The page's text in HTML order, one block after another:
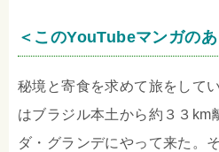
＜このYouTubeマンガの
秘境と寄食を求めて旅をして
はブラジル本土から約３３km
ダ・グランデにやって来た。